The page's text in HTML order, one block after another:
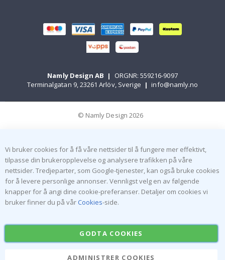
Namly Design AB |
ORGNR: 559216-9097
Terminalgatan 9, 23261 Arlöv, Sverige | info@namly.no
© Namly Design 2026
Vi bruker cookies for å få våre nettsider til å fungere mer effektivt,
tilpasse din brukeropplevelse og analysere trafikken på våre
nettsider. Tredjeparter, som Google-tjenester, kan også bruke cookies
for å levere personlige annonser. Vennligst velg en av følgende
knapper for å angi dine cookie-preferanser. Detaljer om cookies vi
bruker finner du på vår Cookies-side.
GODTA COOKIES
ADMINISTRER COOKIES